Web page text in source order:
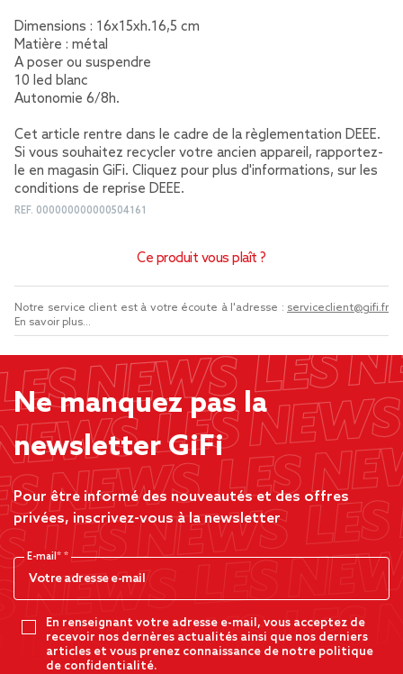
Dimensions : 16x15xh.16,5 cm
Matière : métal
A poser ou suspendre
10 led blanc
Autonomie 6/8h.
Cet article rentre dans le cadre de la règlementation DEEE.
Si vous souhaitez recycler votre ancien appareil, rapportez-
le en magasin GiFi. Cliquez pour plus d'informations, sur les
conditions de reprise DEEE.
REF. 000000000000504161
Ce produit vous plaît ?
Notre service client est à votre écoute à l'adresse : serviceclient@gifi.fr
En savoir plus...
Ne manquez pas la
newsletter GiFi
Pour être informé des nouveautés et des offres
privées, inscrivez-vous à la newsletter
E-mail*
En renseignant votre adresse e-mail, vous acceptez de
recevoir nos dernères actualités ainsi que nos derniers
articles et vous prenez connaissance de notre politique
de confidentialité.